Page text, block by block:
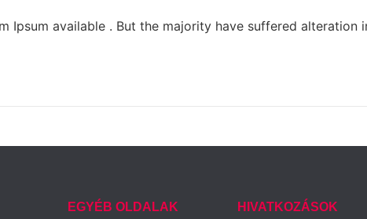
Ipsum available . But the majority have suffered alteration
EGYÉB OLDALAK HIVATKOZÁSOK